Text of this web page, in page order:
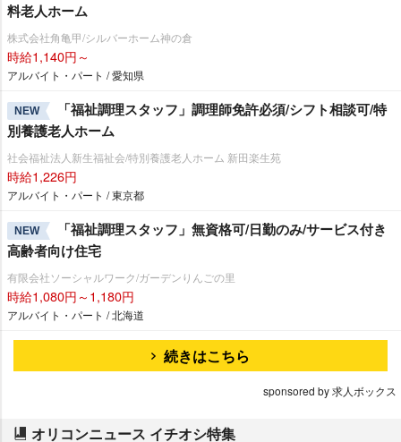
料老人ホーム
株式会社角亀甲/シルバーホーム神の倉
時給1,140円～
アルバイト・パート / 愛知県
NEW
「福祉調理スタッフ」調理師免許必須/シフト相談可/特
別養護老人ホーム
社会福祉法人新生福祉会/特別養護老人ホーム 新田楽生苑
時給1,226円
アルバイト・パート / 東京都
NEW
「福祉調理スタッフ」無資格可/日勤のみ/サービス付き
高齢者向け住宅
有限会社ソーシャルワーク/ガーデンりんごの里
時給1,080円～1,180円
アルバイト・パート / 北海道
続きはこちら
sponsored by 求人ボックス
オリコンニュース イチオシ特集